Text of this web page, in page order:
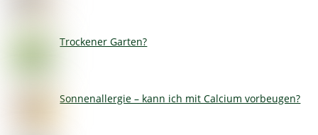
Trockener Garten?
Sonnenallergie – kann ich mit Calcium vorbeugen?